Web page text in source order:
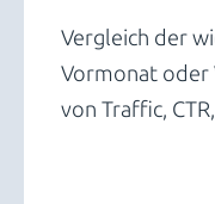
Vergleich der
Vormonat oder
von Traffic,